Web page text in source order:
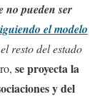
no pueden ser
el modelo
resto del estado
se proyecta la
y del